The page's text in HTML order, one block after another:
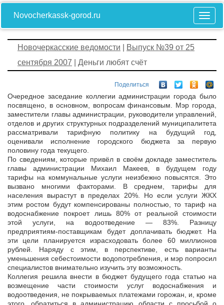
Novocherkassk-gorod.ru
Новочеркасские ведомости
Выпуск №39 от 25
сентября 2007 | Деньги любят счёт
Поделиться
Очередное заседание коллегии администрации города было
посвящено, в основном, вопросам финансовым. Мэр города,
заместители главы администрации, руководители управлений,
отделов и других структурных подразделений муниципалитета
рассматривали тарифную политику на будущий год,
оценивали исполнение городского бюджета за первую
половину года текущего.
По сведениям, которые привёл в своём докладе заместитель
главы администрации Михаил Макеев, в будущем году
тарифы на коммунальные услуги неизбежно повысятся. Это
вызвано многими факторами. В среднем, тарифы для
населения вырастут в пределах 20%. Но если услуги ЖКХ
этим ростом будут компенсированы полностью, то тариф на
водоснабжение покроет лишь 80% от реальной стоимости
этой услуги, на водоотведение — 83%. Разницу
предприятиям-поставщикам будет доплачивать бюджет. На
эти цели планируется израсходовать более 60 миллионов
рублей. Наряду с этим, в перспективе, есть варианты
уменьшения себестоимости водопотребления, и мэр попросил
специалистов внимательно изучить эту возможность.
Коллегия решила внести в бюджет будущего года статью на
возмещение части стоимости услуг водоснабжения и
водоотведения, не покрываемых платежами горожан, и, кроме